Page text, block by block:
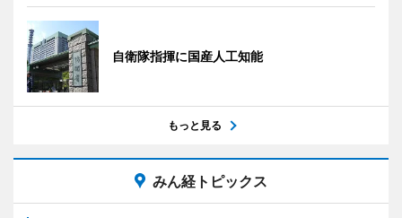
自衛隊指揮に国産人工知能
もっと見る
みん経トピックス